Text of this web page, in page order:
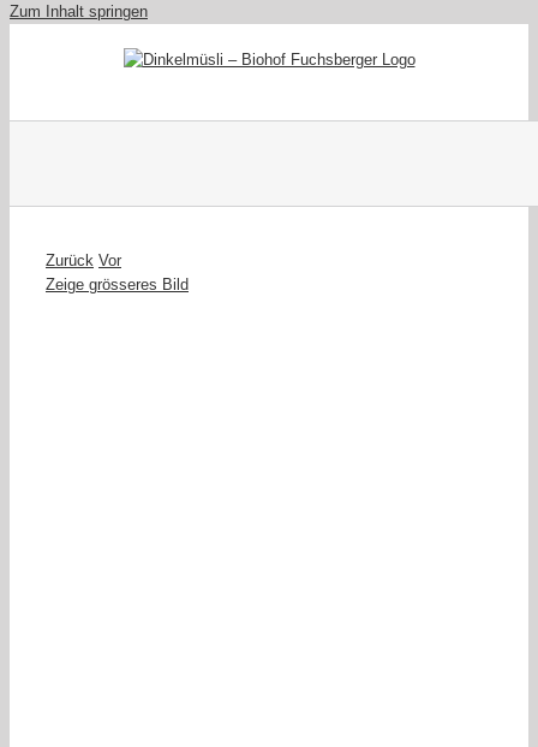
Zum Inhalt springen
Zurück Vor
Zeige grösseres Bild